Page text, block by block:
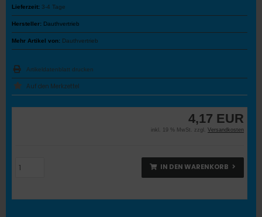
4,17 EUR
inkl. 19 % MwSt. zzgl. Versandkosten
IN DEN WARENKORB
Lieferzeit: 3-4 Tage
Hersteller: Dauthvertrieb
Mehr Artikel von: Dauthvertrieb
Artikeldatenblatt drucken